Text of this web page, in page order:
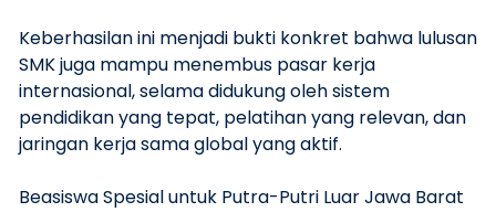
Keberhasilan ini menjadi bukti konkret bahwa lulusan
SMK juga mampu menembus pasar kerja
internasional, selama didukung oleh sistem
pendidikan yang tepat, pelatihan yang relevan, dan
jaringan kerja sama global yang aktif.
Beasiswa Spesial untuk Putra-Putri Luar Jawa Barat